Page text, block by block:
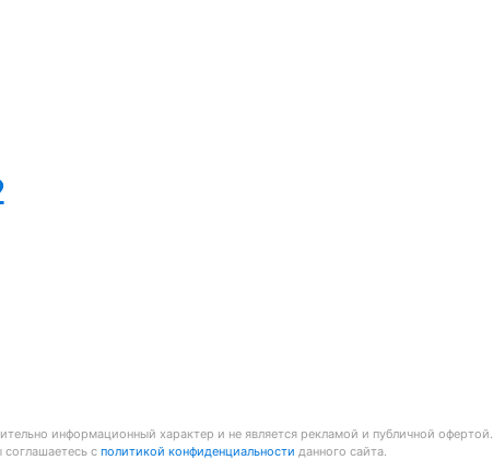
информационный характер и не является рекламой и публичной офертой.
с политикой конфиденциальности данного сайта.